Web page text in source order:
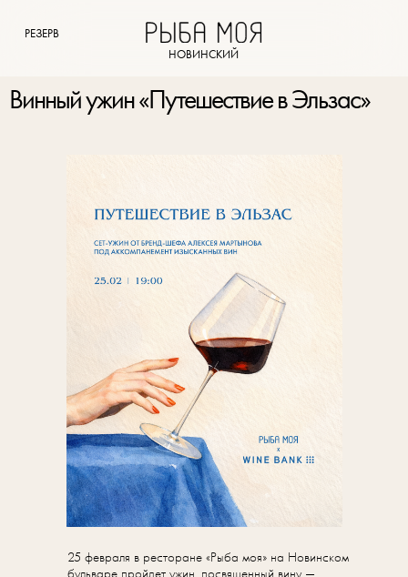
НОВИНСКИЙ
Винный ужин «Путешествие в Эльзас»
25 февраля в ресторане «Рыба моя» на Новинском
бульваре пройдет ужин, посвященный вину —